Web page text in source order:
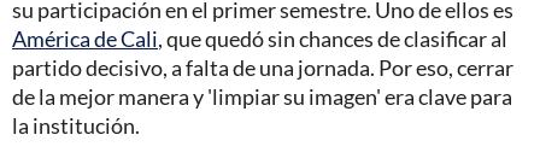
su participación en el primer semestre. Uno de ellos es
América de Cali, que quedó sin chances de clasificar al
partido decisivo, a falta de una jornada. Por eso, cerrar
de la mejor manera y 'limpiar su imagen' era clave para
la institución.